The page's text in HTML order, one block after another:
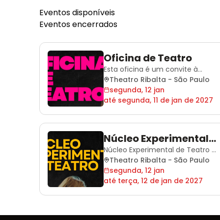
Eventos disponíveis
Eventos encerrados
Oficina de Teatro
Esta oficina é um convite à
investigação das potências
criativas e à expansão da
expressividade humana. Longe
atuação, o projeto configura-se
convivência e autodescoberta,
onde o corpo e a voz são as
ferramentas principais para a
construção de novas realid
Theatro Ribalta - São Paulo
segunda, 12 jan
até segunda, 11 de jan de 2027
Núcleo Experimental
de Teatro
Núcleo Experimental de Teatro é
um espaço de resistência e
inovação, onde a cena é tratada
como um campo de pesquisa
Theatro Ribalta - São Paulo
segunda, 12 jan
até terça, 12 de jan de 2027